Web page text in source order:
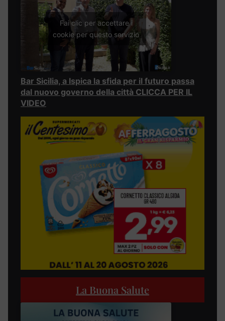
Fai clic per accettare i
cookie per questo servizio
Bar Sicilia, a Ispica la sfida per il futuro passa
dal nuovo governo della città CLICCA PER IL
VIDEO
La Buona Salute